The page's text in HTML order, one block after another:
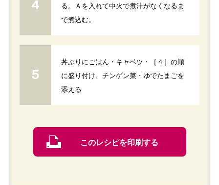
る。Ａを入れて中火で煮汁がなくなるま
で煮込む。
丼ぶりにごはん・キャベツ・［４］の順
に盛り付け、チンゲン菜・ゆでたまごを
添える
このレシピを印刷する